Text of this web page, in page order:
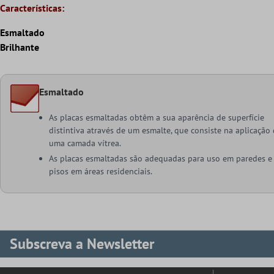
Características:
Esmaltado
Brilhante
Esmaltado
As placas esmaltadas obtêm a sua aparência de superfície
distintiva através de um esmalte, que consiste na aplicação
uma camada vítrea.
As placas esmaltadas são adequadas para uso em paredes e
pisos em áreas residenciais.
Subscreva a Newsletter